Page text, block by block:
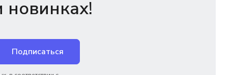
Подписаться